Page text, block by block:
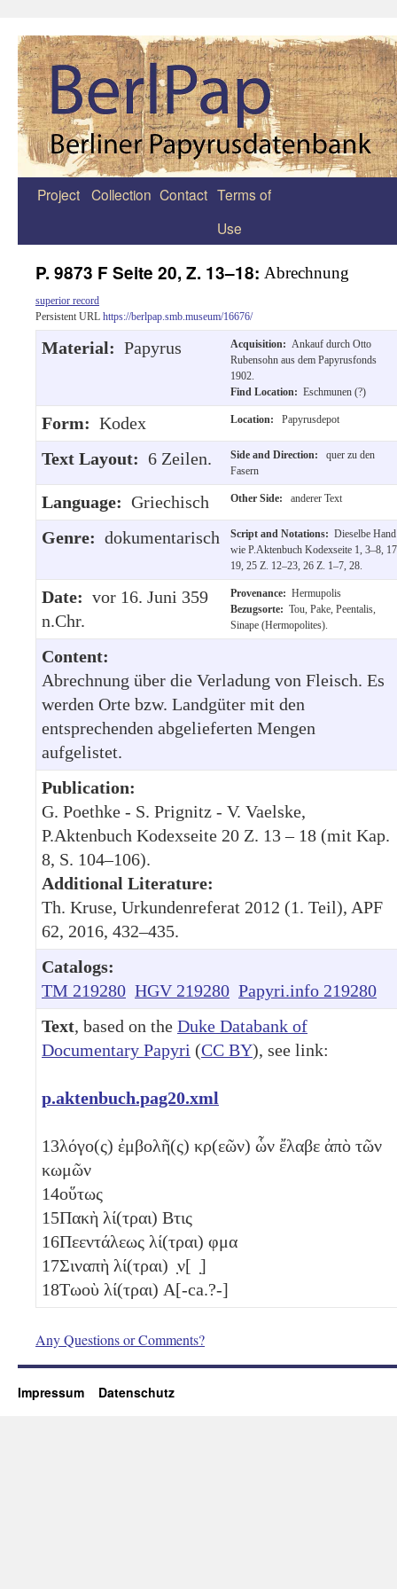
Zum
Project Collection Contact Terms of
Use
P. 9873 F Seite 20, Z. 13–18: Abrechnung
superior record
Persistent URL https://berlpap.smb.museum/16676/
Material: Papyrus Acquisition: Ankauf durch Otto
Rubensohn aus dem Papyrusfonds
1902.
Find Location: Eschmunen (?)
Form: Kodex Location: Papyrusdepot
Text Layout: 6 Zeilen. Side and Direction:
quer zu den
Fasern
Language: Griechisch Other Side: anderer Text
Genre: dokumentarisch Script and Notations: Dieselbe Hand
wie P.Aktenbuch Kodexseite 1, 3–8,
19, 25 Z. 12–23, 26 Z. 1–7, 28.
Date: vor 16. Juni 359
n.Chr.
Provenance: Hermupolis
Bezugsorte: Tou, Pake, Peentalis,
Sinape (Hermopolites).
Content:
Abrechnung über die Verladung von Fleisch. Es
werden Orte bzw. Landgüter mit den
entsprechenden abgelieferten Mengen
aufgelistet.
Publication:
G. Poethke - S. Prignitz - V. Vaelske,
P.Aktenbuch Kodexseite 20 Z. 13 – 18 (mit Kap.
8, S. 104–106).
Additional Literature:
Th. Kruse, Urkundenreferat 2012 (1. Teil), APF
62, 2016, 432–435.
Catalogs:
TM 219280 HGV 219280 Papyri.info 219280
Text, based on the Duke Databank of
Documentary Papyri (CC BY), see link:
p.aktenbuch.pag20.xml
13λόγο(ς) ἐμβολῆ(ς) κρ(εῶν) ὧν ἔλαβε ἀπὸ τῶν
κωμῶν
14οὕτως
15Πακὴ λί(τραι) Βτις
16Πεεντάλεως λί(τραι) φμα
17Σιναπὴ λί(τραι) ̣ν[ ̣]
18Τωοὺ λί(τραι) Α[-ca.?-]
Any Questions or Comments?
Impressum Datenschutz